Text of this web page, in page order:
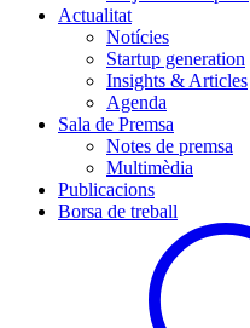
Actualitat
Notícies
Startup generation
Insights & Articles
Agenda
Sala de Premsa
Notes de premsa
Multimèdia
Publicacions
Borsa de treball